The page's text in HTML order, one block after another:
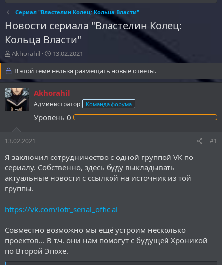
Сериал "Властелин Колец: Кольца Власти"
Новости сериала "Властелин Колец:
Кольца Власти"
А
т
р
т
е
Akhorahil
Д
т
а
ч
а
а
13.02.2021
В этой теме нельзя размещать новые ответы.
Akhorahil
Администратор Команда форума
Уровень 0
13.02.2021 #1
Я заключил сотрудничество с одной группой VK по
сериалу. Собственно, здесь буду выкладывать
актуальные новости с ссылкой на источник из той
группы.
https://vk.com/lotr_serial_official
Совместно возможно мы ещё устроим несколько
проектов... В т.ч. они нам помогут с будущей Хроникой
по Второй Эпохе.